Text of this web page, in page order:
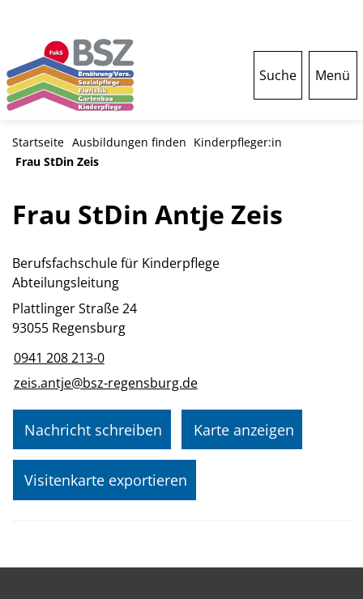
Suche Menü
Startseite Ausbildungen finden Kinderpfleger:in
Frau StDin Zeis
Frau StDin Antje Zeis
Berufsfachschule für Kinderpflege
Abteilungsleitung
Plattlinger Straße 24
93055 Regensburg
0941 208 213-0
zeis.antje@bsz-regensburg.de
Nachricht schreiben Karte anzeigen
Visitenkarte exportieren